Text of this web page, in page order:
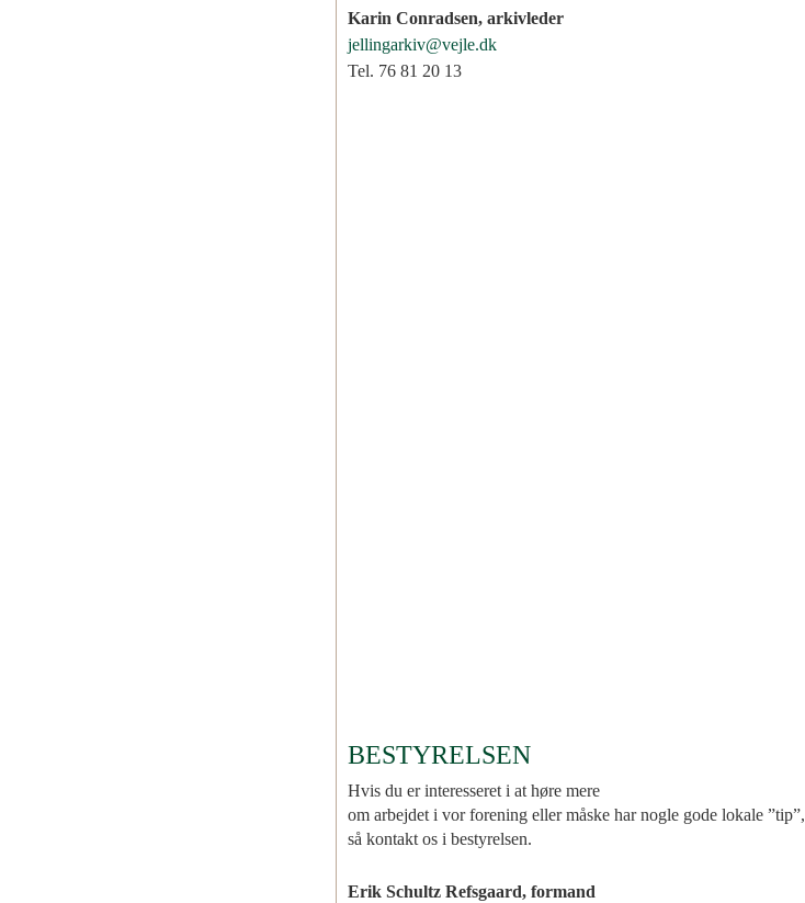
Karin Conradsen, arkivleder
jellingarkiv@vejle.dk
Tel. 76 81 20 13
BESTYRELSEN
Hvis du er interesseret i at høre mere
om arbejdet i vor forening eller måske har nogle gode lokale ”tip”,
så kontakt os i bestyrelsen.
Erik Schultz Refsgaard, formand